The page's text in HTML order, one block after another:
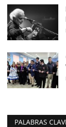
PALABRAS